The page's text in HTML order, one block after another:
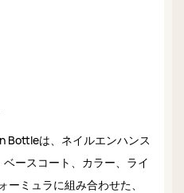
Bottleは、ネイルエンハンス
ースコート、カラー、ライ
ーミュラに組み合わせた、